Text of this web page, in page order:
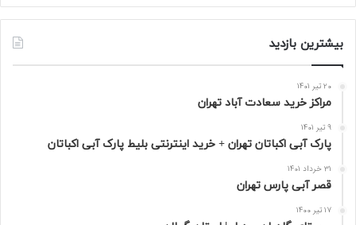
بیشترین بازدید
20 تیر 1401
مراکز خرید سعادت‌ آباد تهران
9 تیر 1401
پارک آبی اکباتان تهران + خرید اینترنتی بلیط پارک آبی اکباتان
31 خرداد 1401
قصر آبی پارس تهران
17 تیر 1400